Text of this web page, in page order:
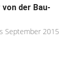
der Bau-
September 2015